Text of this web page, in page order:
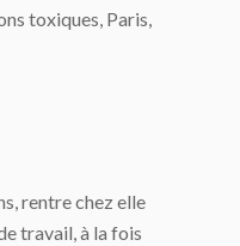
toxiques, Paris,
rentre chez elle
travail, à la fois